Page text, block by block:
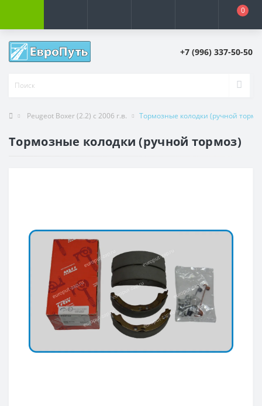
0
+7 (996) 337-50-50
Peugeot Boxer (2.2) с 2006 г.в. Тормозные колодки (ручной
Тормозные колодки (ручной тормоз)